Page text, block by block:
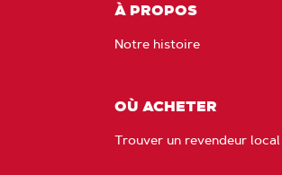
À PROPOS
Notre histoire
OÙ ACHETER
Trouver un revendeur local